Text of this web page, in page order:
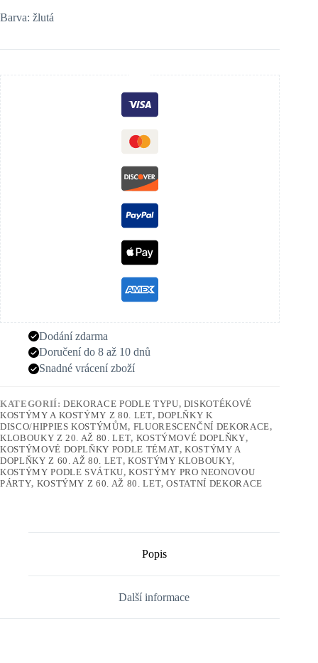
Barva: žlutá
Dodání zdarma
Doručení do 8 až 10 dnů
Snadné vrácení zboží
KATEGORIÍ:DEKORACE PODLE TYPU, DISKOTÉKOVÉ
KOSTÝMY A KOSTÝMY Z 80. LET, DOPLŇKY K
DISCO/HIPPIES KOSTÝMŮM, FLUORESCENČNÍ DEKORACE,
KLOBOUKY Z 20. AŽ 80. LET, KOSTÝMOVÉ DOPLŇKY,
KOSTÝMOVÉ DOPLŇKY PODLE TÉMAT,KOSTÝMY A
DOPLŇKY Z 60. AŽ 80. LET, KOSTÝMY KLOBOUKY,
KOSTÝMY PODLE SVÁTKU,KOSTÝMY PRO NEONOVOU
PÁRTY, KOSTÝMY Z 60. AŽ 80. LET,OSTATNÍ DEKORACE
Popis
Další informace